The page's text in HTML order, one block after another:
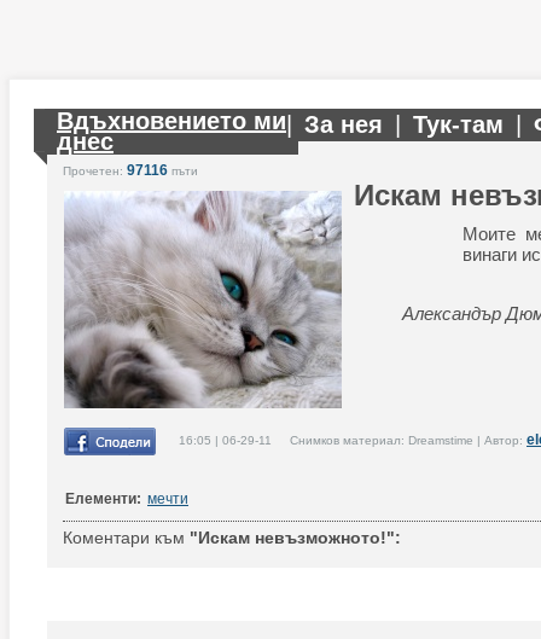
Вдъхновението ми
днес
За нея Тук-там
Прочетен: 97116 пъти
Искам
Моите
винаги
Александър
16:05 | 06-29-11 Снимков материал: Dreamstime | Автор:
Елементи: мечти
Коментари към "Искам невъзможното!":